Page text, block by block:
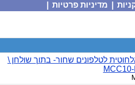
מדיניות פרטיות
לטלפונים שחור- בתוך שולחן \